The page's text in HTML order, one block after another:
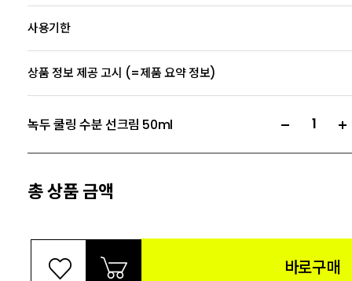
사용기한
상품 정보 제공 고시 (=제품 요약 정보)
녹두 쿨링 수분 선크림 50ml
총 상품 금액
바로구매